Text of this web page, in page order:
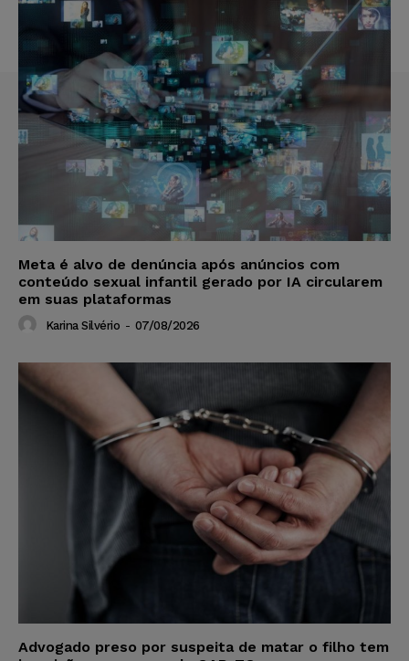
Meta é alvo de denúncia após anúncios com
conteúdo sexual infantil gerado por IA circularem
em suas plataformas
Karina Silvério - 07/08/2026
Advogado preso por suspeita de matar o filho tem